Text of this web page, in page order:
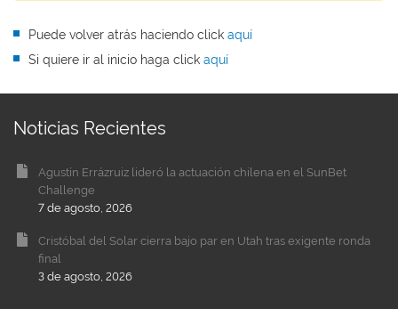
Puede volver atrás haciendo click aquí
Si quiere ir al inicio haga click aquí
Noticias Recientes
Agustín Errázruiz lideró la actuación chilena en el SunBet
Challenge
7 de agosto, 2026
Cristóbal del Solar cierra bajo par en Utah tras exigente ronda
final
3 de agosto, 2026